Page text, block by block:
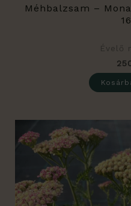
Méhbalzsam –
Évelő